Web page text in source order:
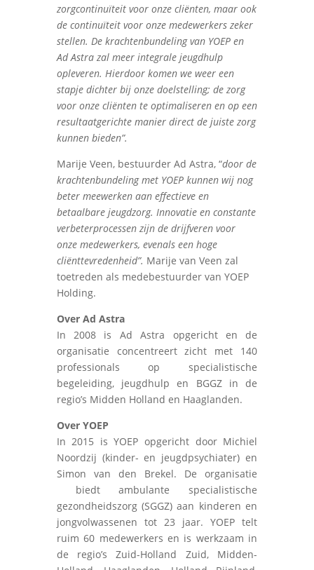
zorgcontinuïteit voor onze cliënten, maar ook
de continuïteit voor onze medewerkers zeker
stellen. De krachtenbundeling van YOEP en
Ad Astra zal meer integrale jeugdhulp
opleveren. Hierdoor komen we weer een
stapje dichter bij onze doelstelling; de zorg
voor onze cliënten te optimaliseren en op een
resultaatgerichte manier direct de juiste zorg
kunnen bieden”.
Marije Veen, bestuurder Ad Astra, “door de
krachtenbundeling met YOEP kunnen wij nog
beter meewerken aan effectieve en
betaalbare jeugdzorg. Innovatie en constante
verbeterprocessen zijn de drijfveren voor
onze medewerkers, evenals een hoge
cliënttevredenheid”. Marije van Veen zal
toetreden als medebestuurder van YOEP
Holding.
Over Ad Astra
In 2008 is Ad Astra opgericht en de
organisatie concentreert zicht met 140
professionals op specialistische
begeleiding, jeugdhulp en BGGZ in de
regio’s Midden Holland en Haaglanden.
Over YOEP
In 2015 is YOEP opgericht door Michiel
Noordzij (kinder- en jeugdpsychiater) en
Simon van den Brekel. De organisatie
biedt ambulante specialistische
gezondheidszorg (SGGZ) aan kinderen en
jongvolwassenen tot 23 jaar. YOEP telt
ruim 60 medewerkers en is werkzaam in
de regio’s Zuid-Holland Zuid, Midden-